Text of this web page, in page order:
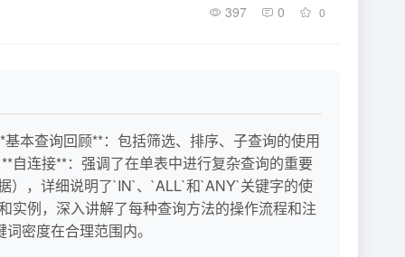
397 0 0
本查询回顾**：包括筛选、排序、子查询的使用
自连接**：强调了在单表中进行复杂查询的重要
），详细说明了`IN`、`ALL`和`ANY`关键字的使
实例，深入讲解了每种查询方法的操作流程和注
密度在合理范围内。